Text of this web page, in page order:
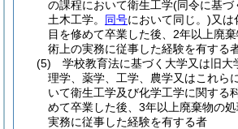
の課程において衛生工学(同令に基づ
土木工学。 同号において同じ。)又は
目を修めて卒業した後、2年以上廃
術上の実務に従事した経験を有する
(5)
学校教育法に基づく大学又は旧大
理学、薬学、工学、農学又はこれら
いて衛生工学及び化学工学に関する
めて卒業した後、3年以上廃棄物の
実務に従事した経験を有する者